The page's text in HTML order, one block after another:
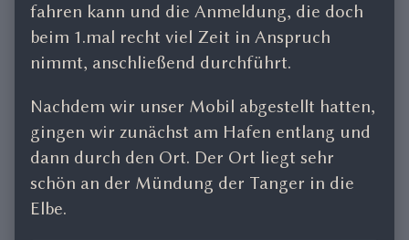
fahren kann und die Anmeldung, die doch
beim 1.mal recht viel Zeit in Anspruch
nimmt, anschließend durchführt.
Nachdem wir unser Mobil abgestellt hatten,
gingen wir zunächst am Hafen entlang und
dann durch den Ort. Der Ort liegt sehr
schön an der Mündung der Tanger in die
Elbe.